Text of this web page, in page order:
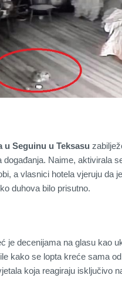
u Seguinu u Teksasu
događanja. Naime, aktivirala
a vlasnici hotela vjeruju da
duhova bilo prisutno.
je decenijama na glasu kao
kako se lopta kreće sama
koja reagiraju isključivo